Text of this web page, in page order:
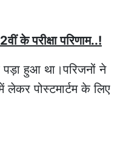
के परीक्षा परिणाम..!
पड़ा हुआ था।परिजनों ने
पोस्टमार्टम के लिए